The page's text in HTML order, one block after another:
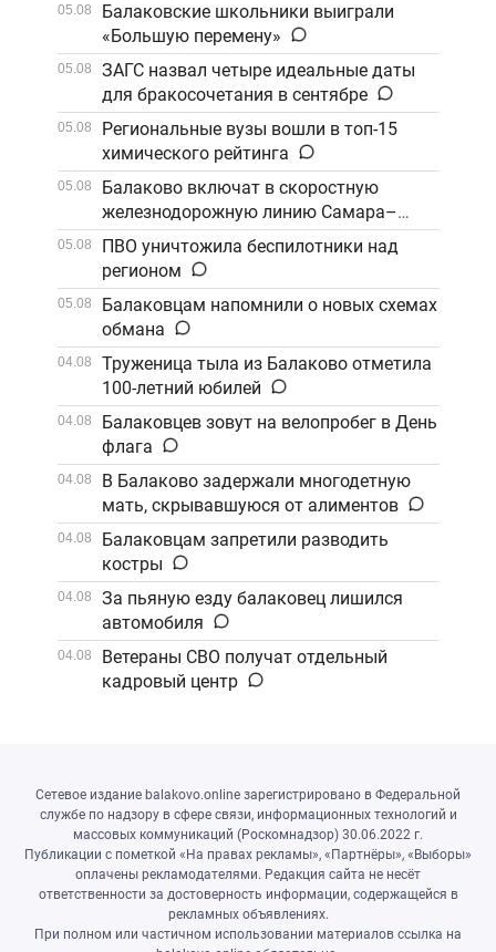
05.08
Балаковские школьники выиграли
«Большую перемену»
05.08
ЗАГС назвал четыре идеальные даты
для бракосочетания в сентябре
05.08
Региональные вузы вошли в топ-15
химического рейтинга
05.08
Балаково включат в скоростную
железнодорожную линию Самара–
Саратов
05.08
ПВО уничтожила беспилотники над
регионом
05.08
Балаковцам напомнили о новых схемах
обмана
04.08
Труженица тыла из Балаково отметила
100-летний юбилей
04.08
Балаковцев зовут на велопробег в День
флага
04.08
В Балаково задержали многодетную
мать, скрывавшуюся от алиментов
04.08
Балаковцам запретили разводить
костры
04.08
За пьяную езду балаковец лишился
автомобиля
04.08
Ветераны СВО получат отдельный
кадровый центр
Сетевое издание balakovo.online зарегистрировано в Федеральной
службе по надзору в сфере связи, информационных технологий и
массовых коммуникаций (Роскомнадзор) 30.06.2022 г.
Публикации с пометкой «На правах рекламы», «Партнёры», «Выборы»
оплачены рекламодателями. Редакция сайта не несёт
ответственности за достоверность информации, содержащейся в
рекламных объявлениях.
При полном или частичном использовании материалов ссылка на